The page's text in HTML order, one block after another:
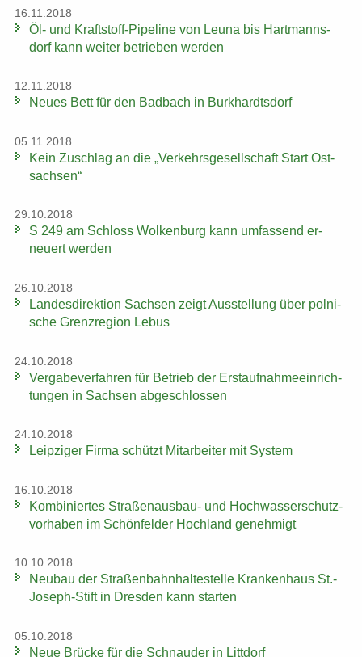
16.11.2018
Öl- und Kraftstoff-​Pipeline von Leuna bis Hart­manns­
dorf kann wei­ter be­trie­ben wer­den
12.11.2018
Neues Bett für den Bad­bach in Burk­hardts­dorf
05.11.2018
Kein Zu­schlag an die „Ver­kehrs­ge­sell­schaft Start Ost­
sach­sen“
29.10.2018
S 249 am Schloss Wol­ken­burg kann um­fas­send er­
neu­ert wer­den
26.10.2018
Lan­des­di­rek­ti­on Sach­sen zeigt Aus­stel­lung über pol­ni­
sche Grenz­re­gi­on Lebus
24.10.2018
Ver­ga­be­ver­fah­ren für Be­trieb der Erst­auf­nah­me­ein­rich­
tun­gen in Sach­sen ab­ge­schlos­sen
24.10.2018
Leip­zi­ger Firma schützt Mit­ar­bei­ter mit Sys­tem
16.10.2018
Kom­bi­nier­tes Straßenausbau-​ und Hoch­was­ser­schutz­
vor­ha­ben im Schön­fel­der Hoch­land ge­neh­migt
10.10.2018
Neu­bau der Stra­ßen­bahn­hal­te­stel­le Kran­ken­haus St.-​
Joseph-Stift in Dres­den kann star­ten
05.10.2018
Neue Brü­cke für die Schnau­der in Litt­dorf